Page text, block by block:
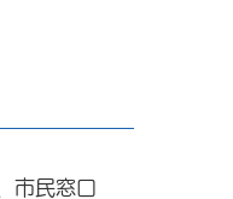
市民窓口